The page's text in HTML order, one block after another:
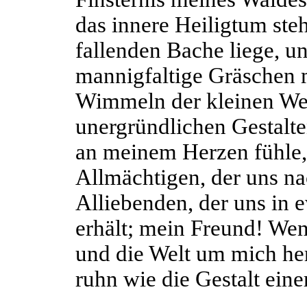
das innere Heiligtum
fallenden Bache liege,
mannigfaltige Gräschen
Wimmeln der kleinen
unergründlichen
an meinem Herzen
Allmächtigen, der uns
Alliebenden, der uns in
erhält; mein Freund!
und die Welt um mich
ruhn wie die Gestalt